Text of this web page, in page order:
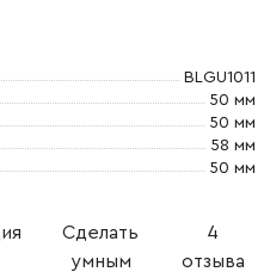
BLGU1011
50 мм
50 мм
58 мм
50 мм
Сделать
умным
4
отзыва